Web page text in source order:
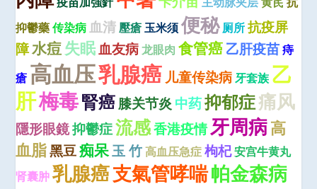
抑鬱藥 传染病 血清 壓瘡 玉米须 便秘 厕所 抗疫屏
障水痘失眠血友病 龙眼肉 食管癌乙肝疫苗 痔
瘡 高血压乳腺癌儿童传染病 牙套族 乙
肝梅毒腎癌膝关节炎中药抑郁症痛风
隱形眼鏡抑鬱症流感香港疫情牙周病高
血脂黑豆痴呆玉 竹 高血压急症 枸杞安宫牛黄丸
肾囊肿 乳腺癌支氣管哮喘帕金森病